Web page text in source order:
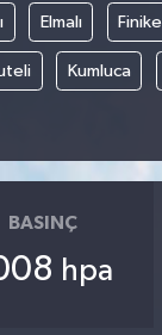
Elmalı Finike
Kumluca
BASINÇ
hpa